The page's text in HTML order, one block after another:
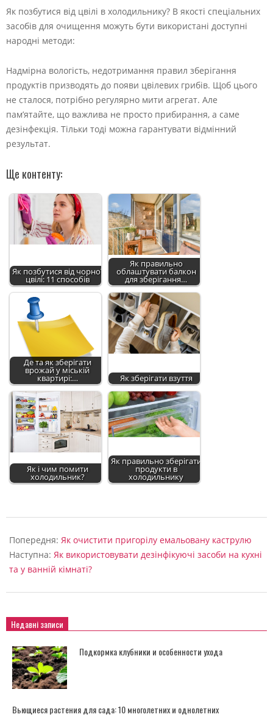
Як позбутися від цвілі в холодильнику? В якості спеціальних
засобів для очищення можуть бути використані доступні
народні методи:
Надмірна вологість, недотримання правил зберігання
продуктів призводять до появи цвілевих грибів. Щоб цього
не сталося, потрібно регулярно мити агрегат. Але
пам’ятайте, що важлива не просто прибирання, а саме
дезінфекція. Тільки тоді можна гарантувати відмінний
результат.
Ще контенту:
Як позбутися від чорної
цвілі: 11 способів
Як правильно
облаштувати балкон
для зберігання…
Де та як зберігати
врожай у міській
квартирі:… Як зберігати взуття
Як і чим помити
холодильник?
Як правильно зберігати
продукти в
холодильнику
06-
05
Попередня: Як очистити пригорілу емальовану каструлю
Наступна: Як використовувати дезінфікуючі засоби на кухні
та у ванній кімнаті?
Недавні записи
Подкормка клубники и особенности ухода
Вьющиеся растения для сада: 10 многолетних и однолетних